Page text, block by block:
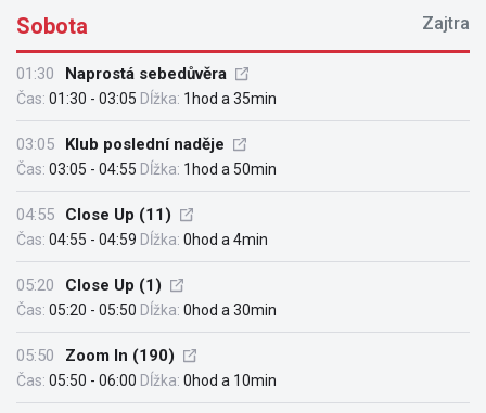
Sobota Zajtra
01:30 Naprostá sebedůvěra
Čas: 01:30 - 03:05 Dĺžka: 1hod a 35min
03:05 Klub poslední naděje
Čas: 03:05 - 04:55 Dĺžka: 1hod a 50min
04:55 Close Up (11)
Čas: 04:55 - 04:59 Dĺžka: 0hod a 4min
05:20 Close Up (1)
Čas: 05:20 - 05:50 Dĺžka: 0hod a 30min
05:50 Zoom In (190)
Čas: 05:50 - 06:00 Dĺžka: 0hod a 10min